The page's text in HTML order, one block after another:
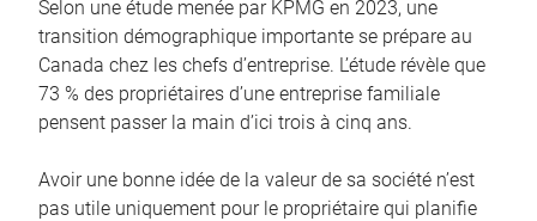
Selon une étude menée par KPMG en 2023, une
transition démographique importante se prépare au
Canada chez les chefs d’entreprise. L’étude révèle que
73 % des propriétaires d’une entreprise familiale
pensent passer la main d’ici trois à cinq ans.
Avoir une bonne idée de la valeur de sa société n’est
pas utile uniquement pour le propriétaire qui planifie